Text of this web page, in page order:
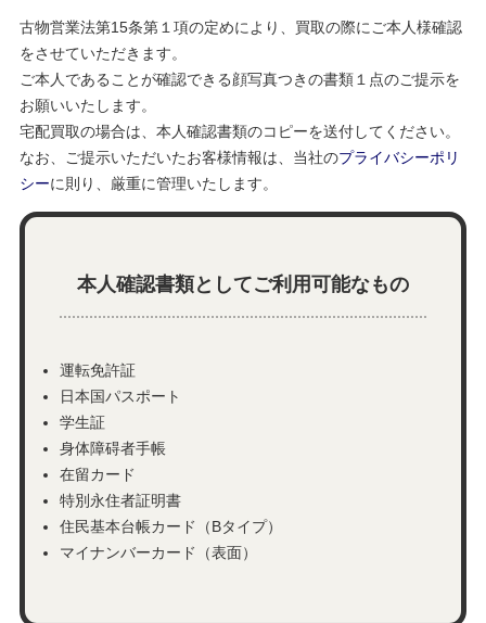
古物営業法第15条第１項の定めにより、買取の際にご本人様確認
をさせていただきます。
ご本人であることが確認できる顔写真つきの書類１点のご提示を
お願いいたします。
宅配買取の場合は、本人確認書類のコピーを送付してください。
なお、ご提示いただいたお客様情報は、当社のプライバシーポリ
シーに則り、厳重に管理いたします。
本人確認書類としてご利用可能なもの
運転免許証
日本国パスポート
学生証
身体障碍者手帳
在留カード
特別永住者証明書
住民基本台帳カード（Bタイプ）
マイナンバーカード（表面）